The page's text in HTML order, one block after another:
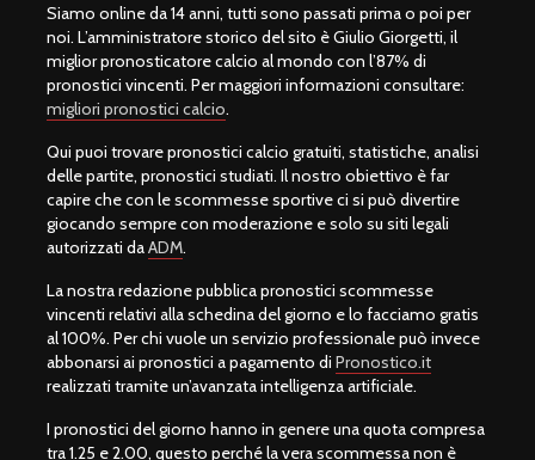
Siamo online da 14 anni, tutti sono passati prima o poi per
noi. L’amministratore storico del sito è Giulio Giorgetti, il
miglior pronosticatore calcio al mondo con l’87% di
pronostici vincenti. Per maggiori informazioni consultare:
migliori pronostici calcio.
Qui puoi trovare pronostici calcio gratuiti, statistiche, analisi
delle partite, pronostici studiati. Il nostro obiettivo è far
capire che con le scommesse sportive ci si può divertire
giocando sempre con moderazione e solo su siti legali
autorizzati daADM.
La nostra redazione pubblica pronostici scommesse
vincenti relativi alla schedina del giorno e lo facciamo gratis
al 100%. Per chi vuole un servizio professionale può invece
abbonarsi ai pronostici a pagamento di Pronostico.it
realizzati tramite un’avanzata intelligenza artificiale.
I pronostici del giorno hanno in genere una quota compresa
tra 1.25 e 2.00, questo perché la vera scommessa non è